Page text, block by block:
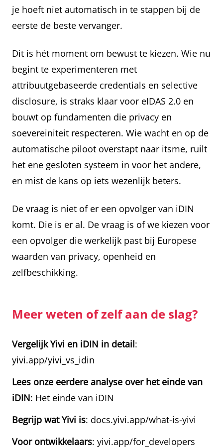
je hoeft niet automatisch in te stappen bij de
eerste de beste vervanger.
Dit is hét moment om bewust te kiezen. Wie nu
begint te experimenteren met
attribuutgebaseerde credentials en selective
disclosure, is straks klaar voor eIDAS 2.0 en
bouwt op fundamenten die privacy en
soevereiniteit respecteren. Wie wacht en op de
automatische piloot overstapt naar itsme, ruilt
het ene gesloten systeem in voor het andere,
en mist de kans op iets wezenlijk beters.
De vraag is niet of er een opvolger van iDIN
komt. Die is er al. De vraag is of we kiezen voor
een opvolger die werkelijk past bij Europese
waarden van privacy, openheid en
zelfbeschikking.
Meer weten of zelf aan de slag?
Vergelijk Yivi en iDIN in detail:
yivi.app/yivi_vs_idin
Lees onze eerdere analyse over het einde van
iDIN: Het einde van iDIN
Begrijp wat Yivi is: docs.yivi.app/what-is-yivi
Voor ontwikkelaars: yivi.app/for_developers